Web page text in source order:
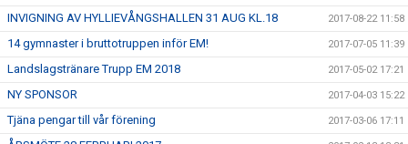
INVIGNING AV HYLLIEVÅNGSHALLEN 31 AUG KL.18 2017-08-22 11:58
14 gymnaster i bruttotruppen inför EM! 2017-07-05 11:39
Landslagstränare Trupp EM 2018 2017-05-02 17:21
NY SPONSOR 2017-04-03 15:22
Tjäna pengar till vår förening 2017-03-06 17:11